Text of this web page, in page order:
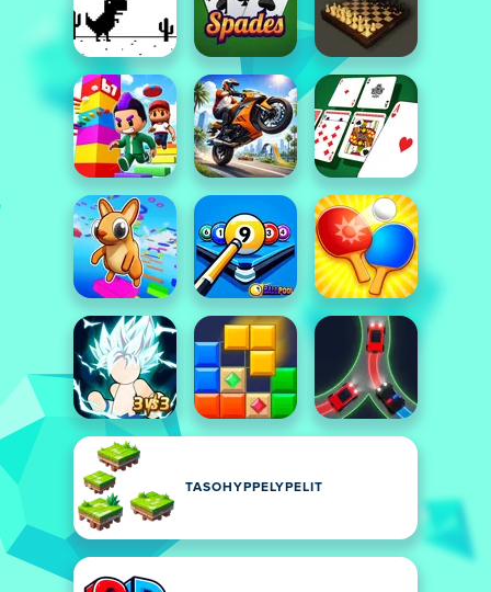
TASOHYPPELYPELIT